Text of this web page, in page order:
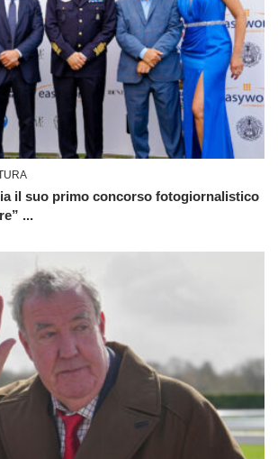
il suo primo concorso fotogiornalistico
...